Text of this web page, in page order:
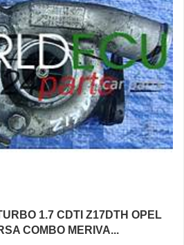
1.7 CDTI Z17DTH OPEL
COMBO MERIVA...